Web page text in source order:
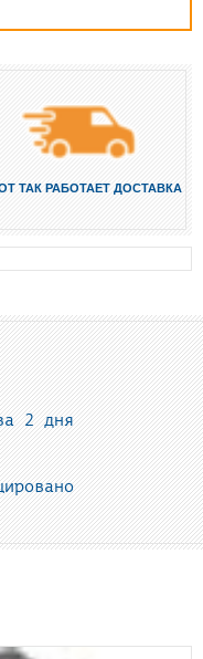
ТАК РАБОТАЕТ ДОСТАВКА
2 дня